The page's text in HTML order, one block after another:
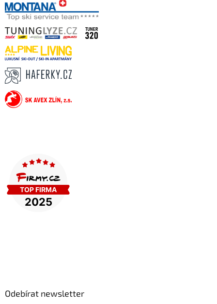
Odebírat newsletter